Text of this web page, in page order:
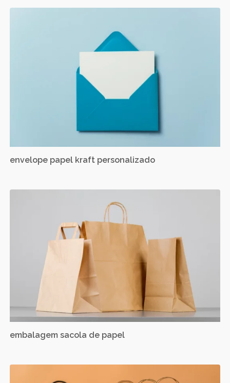
envelope papel kraft personalizado
embalagem sacola de papel